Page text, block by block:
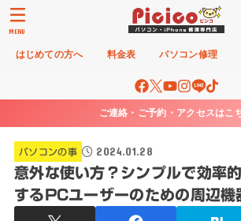
はじめての方へ 料金表 パソコン修理
MENU
ご連絡・ご予約・アクセスはこ
パソコンの事 2024.01.28
意外な使い方？シンプルで効率
するPCユーザーのための周辺機